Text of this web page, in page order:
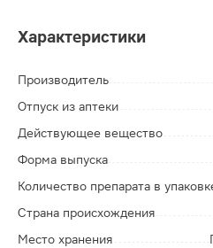
Характеристики
Производитель
Отпуск из аптеки
Действующее вещество
Форма выпуска
Количество препарата в
Страна происхождения
Место хранения